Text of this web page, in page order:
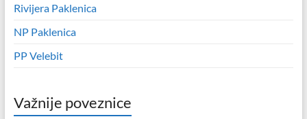
Rivijera Paklenica
NP Paklenica
PP Velebit
Važnije poveznice